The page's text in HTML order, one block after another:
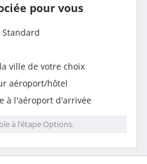
pour vous
Standard
ville de votre choix
aéroport/hôtel
à l'aéroport d'arrivée
à l’étape Options.